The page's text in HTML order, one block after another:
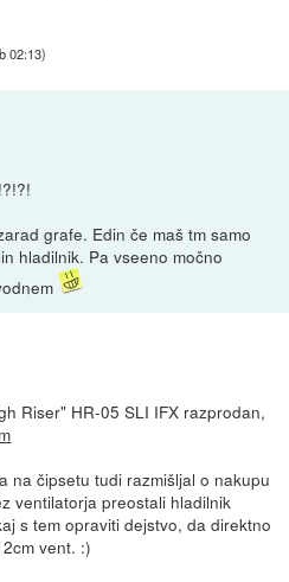
02:13)
grafe. Edin če maš tm samo
hladilnik. Pa vseeno močno
Riser" HR-05 SLI IFX razprodan,
na čipsetu tudi razmišljal o nakupu
ventilatorja preostali hladilnik
s tem opraviti dejstvo, da direktno
vent. :)